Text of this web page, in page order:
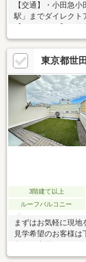
【交通】・小田急
駅」までダイレクト
グ♪・２階に水回り
バルコニーへ・プー
るルーフバルコニー
ットや家具も余裕で
歩１分・ファミリー
橋小学校 ３分・現
ィック吉祥寺本社
東京都世
3階建て以上
ルーフバルコニー
まずはお気軽に現
見学希望のお客様は